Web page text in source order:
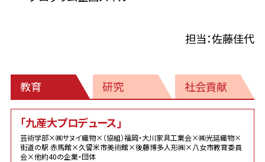
担当：佐藤佳代
教育 研究 社会貢献
「九産大プロデュース」
芸術学部×㈱サヌイ織物×（協組）福岡・大川家具工業会×㈱光延織物×
街道の駅 赤馬館×久留米市美術館×後藤博多人形㈱×八女市教育委員
会×他約40の企業・団体